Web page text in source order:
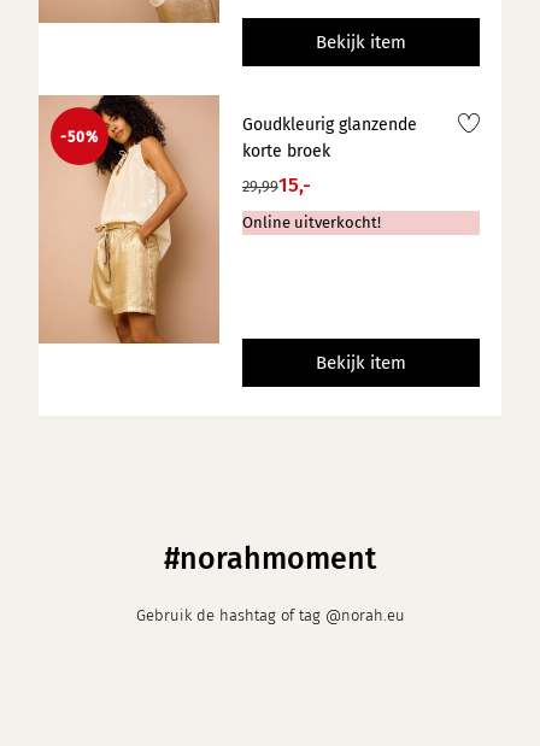
Bekijk item
-50%
Goudkleurig glanzende
korte broek
29,9915,-
Online uitverkocht!
Bekijk item
#norahmoment
Gebruik de hashtag of tag @norah.eu